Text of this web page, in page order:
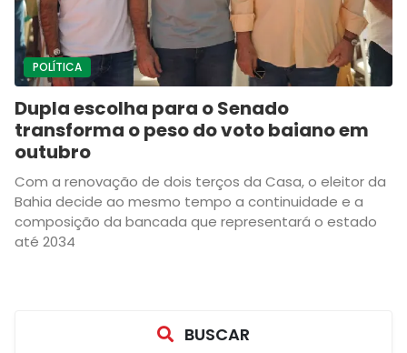
POLÍTICA
Dupla escolha para o Senado
transforma o peso do voto baiano em
outubro
Com a renovação de dois terços da Casa, o eleitor da
Bahia decide ao mesmo tempo a continuidade e a
composição da bancada que representará o estado
até 2034
BUSCAR